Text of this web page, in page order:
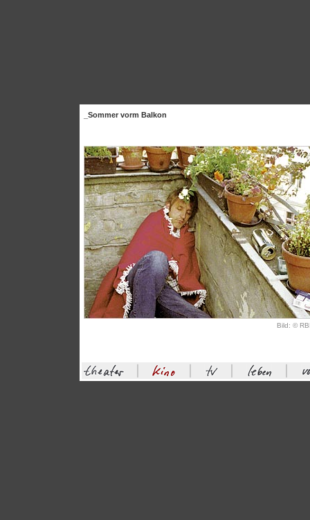
_Sommer vorm Balkon